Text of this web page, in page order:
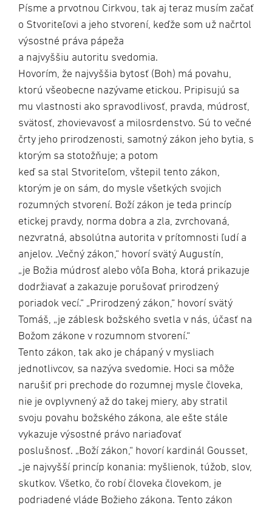
Písme a prvotnou Cirkvou, tak aj teraz musím začať
o Stvoriteľovi a jeho stvorení, keďže som už načrtol
výsostné práva pápeža
a najvyššiu autoritu svedomia.
Hovorím, že najvyššia bytosť (Boh) má povahu,
ktorú všeobecne nazývame etickou. Pripisujú sa
mu vlastnosti ako spravodlivosť, pravda, múdrosť,
svätosť, zhovievavosť a milosrdenstvo. Sú to večné
črty jeho prirodzenosti, samotný zákon jeho bytia, s
ktorým sa stotožňuje; a potom
keď sa stal Stvoriteľom, vštepil tento zákon,
ktorým je on sám, do mysle všetkých svojich
rozumných stvorení. Boží zákon je teda princíp
etickej pravdy, norma dobra a zla, zvrchovaná,
nezvratná, absolútna autorita v prítomnosti ľudí a
anjelov. „Večný zákon,“ hovorí svätý Augustín,
„je Božia múdrosť alebo vôľa Boha, ktorá prikazuje
dodržiavať a zakazuje porušovať prirodzený
poriadok vecí.“ „Prirodzený zákon,“ hovorí svätý
Tomáš, „je záblesk božského svetla v nás, účasť na
Božom zákone v rozumnom stvorení.“
Tento zákon, tak ako je chápaný v mysliach
jednotlivcov, sa nazýva svedomie. Hoci sa môže
narušiť pri prechode do rozumnej mysle človeka,
nie je ovplyvnený až do takej miery, aby stratil
svoju povahu božského zákona, ale ešte stále
vykazuje výsostné právo nariaďovať
poslušnosť. „Boží zákon,“ hovorí kardinál Gousset,
„je najvyšší princíp konania: myšlienok, túžob, slov,
skutkov. Všetko, čo robí človeka človekom, je
podriadené vláde Božieho zákona. Tento zákon